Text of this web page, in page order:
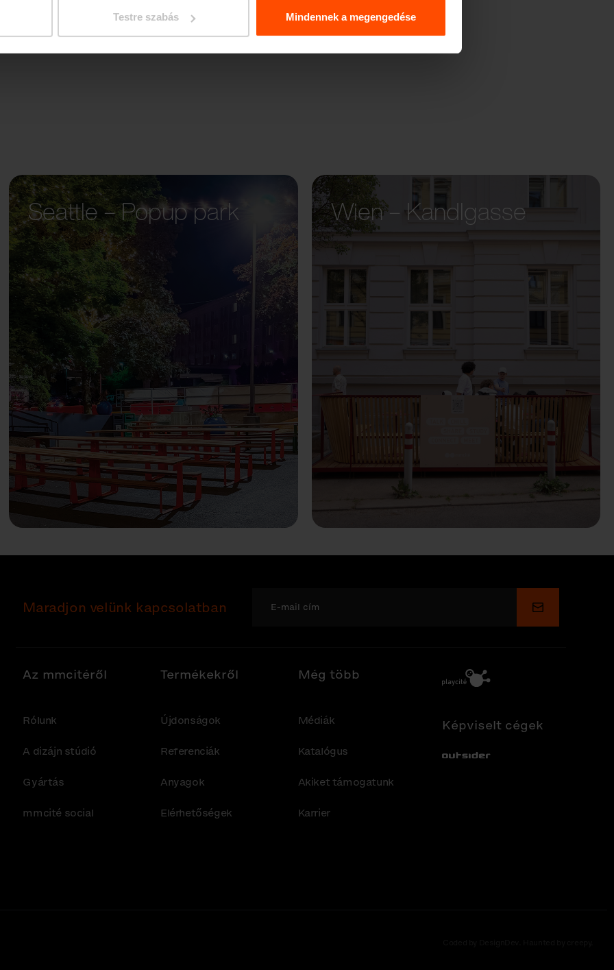
Testre szabás Mindennek a megengedése
Seattle – Popup park Wien – Kandlgasse
Maradjon velünk kapcsolatban Küldés
Az mmcitéről
Rólunk
A dizájn stúdió
Gyártás
mmcité social
Termékekről
Újdonságok
Referenciák
Anyagok
Elérhetőségek
Még több
Médiák
Katalógus
Akiket támogatunk
Karrier
Képviselt cégek
Out-Sider